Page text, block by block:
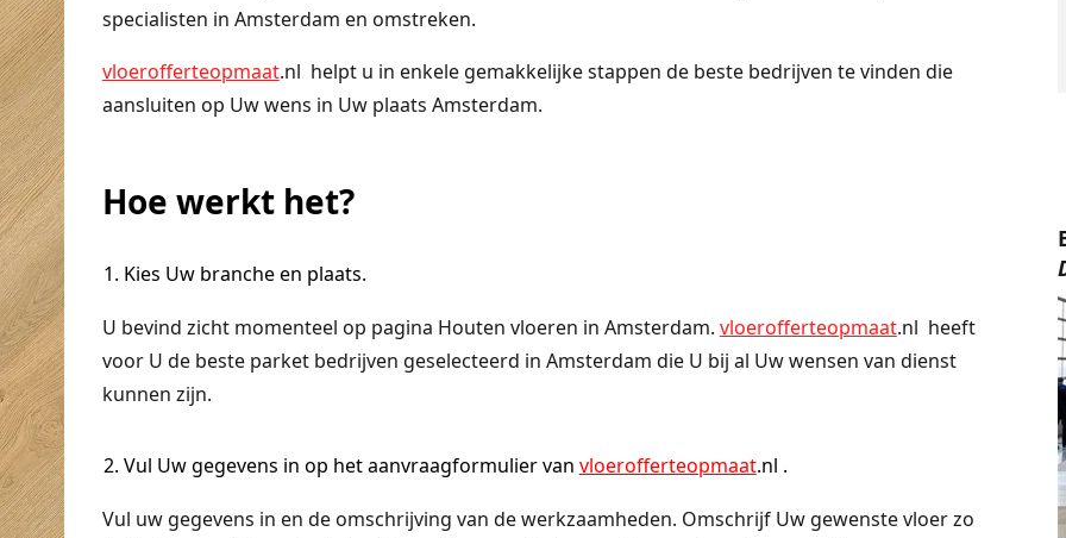
specialisten in Amsterdam en omstreken.
vloerofferteopmaat.nl helpt u in enkele gemakkelijke stappen de beste bedrijven te vinden die
aansluiten op Uw wens in Uw plaats Amsterdam.
Hoe werkt het?
Kies Uw branche en plaats.
U bevind zicht momenteel op pagina Houten vloeren in Amsterdam. vloerofferteopmaat.nl heeft
voor U de beste parket bedrijven geselecteerd in Amsterdam die U bij al Uw wensen van dienst
kunnen zijn.
Vul Uw gegevens in op het aanvraagformulier van vloerofferteopmaat.nl .
Vul uw gegevens in en de omschrijving van de werkzaamheden. Omschrijf Uw gewenste vloer zo